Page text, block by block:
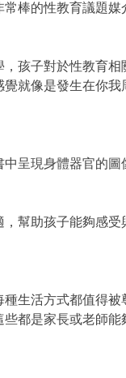
棒的性教育議題媒
孩子對於性教育相
就像是發生在你我
呈現身體器官的
幫助孩子能夠感
生活方式都值得
都是家長或老師能